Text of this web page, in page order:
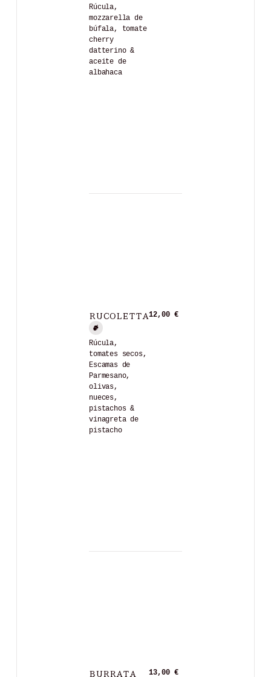
Rúcula,
mozzarella de
búfala, tomate
cherry
datterino &
aceite de
albahaca
RUCOLETTA
Rúcula,
tomates secos,
Escamas de
Parmesano,
olivas,
nueces,
pistachos &
vinagreta de
pistacho
12,00 €
BURRATA 13,00 €